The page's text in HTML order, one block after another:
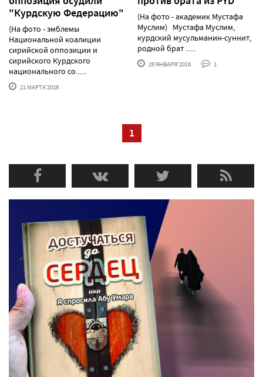
"Курдскую Федерацию"
(На фото - эмблемы
Национальной коалиции
сирийской оппозиции и
сирийского Курдского
национального со......
21 МАРТА'2016
(На фото - академик Мустафа
Муслим) Мустафа Муслим,
курдский мусульманин-суннит,
родной брат ......
29 ЯНВАРЯ'2016 1
1